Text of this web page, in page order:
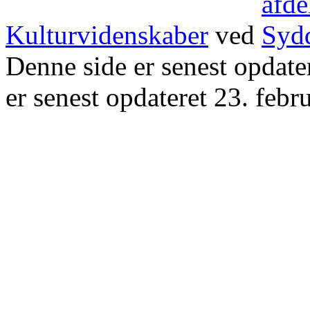
Kulturvidenskaber ved
Denne side er senest
er senest opdateret 23.